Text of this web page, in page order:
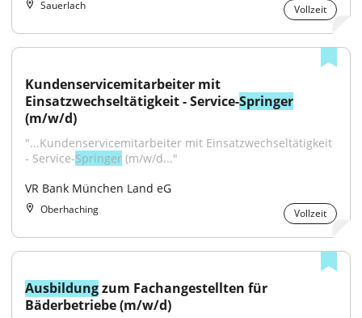
Sauerlach Vollzeit
Kundenservicemitarbeiter mit
Einsatzwechseltätigkeit - Service-Springer
(m/w/d)
"...Kundenservicemitarbeiter mit Einsatzwechseltätigkeit
- Service-Springer (m/w/d..."
VR Bank München Land eG
Oberhaching Vollzeit
Ausbildung zum Fachangestellten für
Bäderbetriebe (m/w/d)